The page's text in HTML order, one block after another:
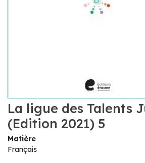
La ligue des Talents
(Edition 2021) 5
Matière
Français